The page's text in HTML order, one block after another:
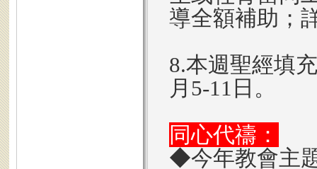
導全額補助；
8.本週聖經填
月5-11日。
同心代禱：
◆今年教會主